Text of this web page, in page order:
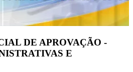
DE APROVAÇÃO -
E